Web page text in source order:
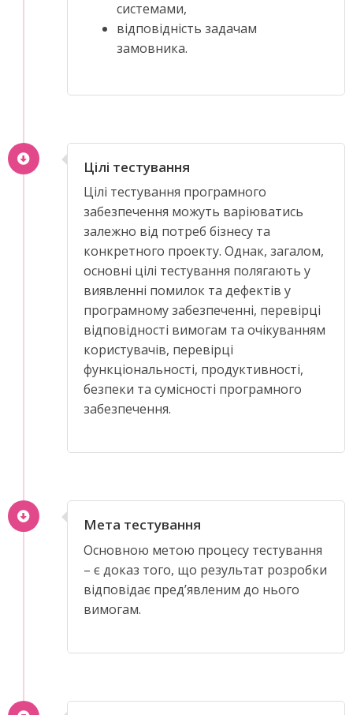
системами,
відповідність задачам
замовника.
Цілі тестування
Цілі тестування програмного
забезпечення можуть варіюватись
залежно від потреб бізнесу та
конкретного проекту. Однак, загалом,
основні цілі тестування полягають у
виявленні помилок та дефектів у
програмному забезпеченні, перевірці
відповідності вимогам та очікуванням
користувачів, перевірці
функціональності, продуктивності,
безпеки та сумісності програмного
забезпечення.
Мета тестування
Основною метою процесу тестування
– є доказ того, що результат розробки
відповідає пред’явленим до нього
вимогам.